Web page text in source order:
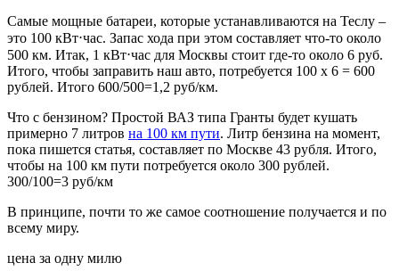
Самые мощные батареи, которые устанавливаются на Теслу –
это 100 кВт⋅час. Запас хода при этом составляет что-то около
500 км. Итак, 1 кВт⋅час для Москвы стоит где-то около 6 руб.
Итого, чтобы заправить наш авто, потребуется 100 х 6 = 600
рублей. Итого 600/500=1,2 руб/км.
Что с бензином? Простой ВАЗ типа Гранты будет кушать
примерно 7 литров на 100 км пути. Литр бензина на момент,
пока пишется статья, составляет по Москве 43 рубля. Итого,
чтобы на 100 км пути потребуется около 300 рублей.
300/100=3 руб/км
В принципе, почти то же самое соотношение получается и по
всему миру.
цена за одну милю